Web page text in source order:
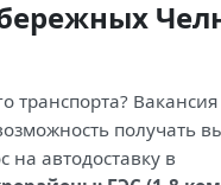
транспорта? Вакансия
получать
на автодоставку в